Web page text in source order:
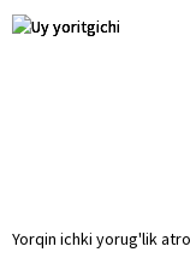
Yorqin ichki yorug'lik